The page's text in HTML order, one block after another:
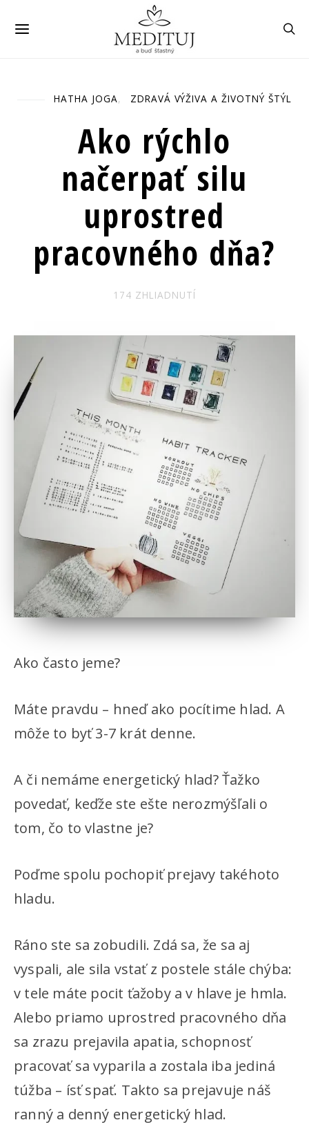
Úvod Všetky položky
Ako rýchlo
HATHA JOGA ZDRAVÁ VÝŽIVA A ŽIVOTNÝ ŠTÝL
Ako rýchlo
načerpať silu
uprostred
pracovného dňa?
174 ZHLIADNUTÍ
Ako často jeme?
Máte pravdu – hneď ako pocítime hlad. A
môže to byť 3-7 krát denne.
A či nemáme energetický hlad? Ťažko
povedať, keďže ste ešte nerozmýšľali o
tom, čo to vlastne je?
Poďme spolu pochopiť prejavy takéhoto
hladu.
Ráno ste sa zobudili. Zdá sa, že sa aj
vyspali, ale sila vstať z postele stále chýba:
v tele máte pocit ťažoby a v hlave je hmla.
Alebo priamo uprostred pracovného dňa
sa zrazu prejavila apatia, schopnosť
pracovať sa vyparila a zostala iba jediná
túžba – ísť spať. Takto sa prejavuje náš
ranný a denný energetický hlad.